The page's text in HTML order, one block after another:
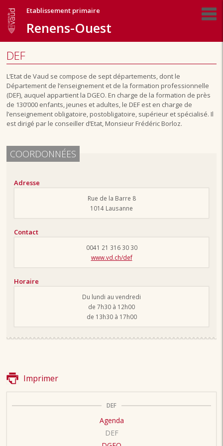
Etablissement primaire
Renens-Ouest
DEF
L’Etat de Vaud se compose de sept départements, dont le
Département de l’enseignement et de la formation professionnelle
(DEF), auquel appartient la DGEO. En charge de la formation de près
de 130’000 enfants, jeunes et adultes, le DEF est en charge de
l’enseignement obligatoire, postobligatoire, supérieur et spécialisé. Il
est dirigé par le conseiller d’Etat, Monsieur Frédéric Borloz.
COORDONNÉES
Adresse
Rue de la Barre 8
1014 Lausanne
Contact
0041 21 316 30 30
www.vd.ch/def
Horaire
Du lundi au vendredi
de 7h30 à 12h00
de 13h30 à 17h00
Imprimer
DEF
Agenda
DEF